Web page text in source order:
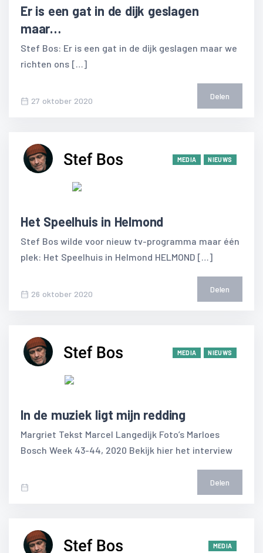
Er is een gat in de dijk geslagen
maar…
Stef Bos: Er is een gat in de dijk geslagen maar we
richten ons […]
27 oktober 2020 Delen
MEDIA NIEUWS
Het Speelhuis in Helmond
Stef Bos wilde voor nieuw tv-programma maar één
plek: Het Speelhuis in Helmond HELMOND […]
26 oktober 2020 Delen
MEDIA NIEUWS
In de muziek ligt mijn redding
Margriet Tekst Marcel Langedijk Foto’s Marloes
Bosch Week 43-44, 2020 Bekijk hier het interview
Delen
MEDIA